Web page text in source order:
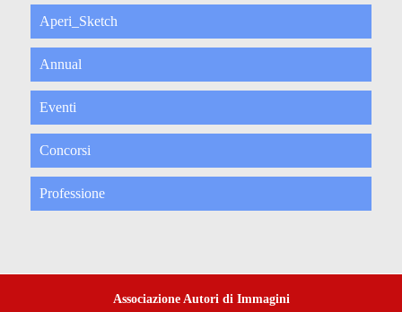
Aperi_Sketch
Annual
Eventi
Concorsi
Professione
Associazione Autori di Immagini